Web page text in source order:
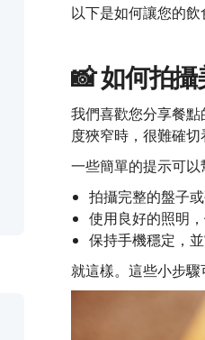
以下是如何讓您的飲
📸 如何拍
我們喜歡您分享餐
度狹窄時，很難確切
一些簡單的提示可以
拍攝完整的盤子
使用良好的照明
保持手機穩定，
就這樣。這些小步驟